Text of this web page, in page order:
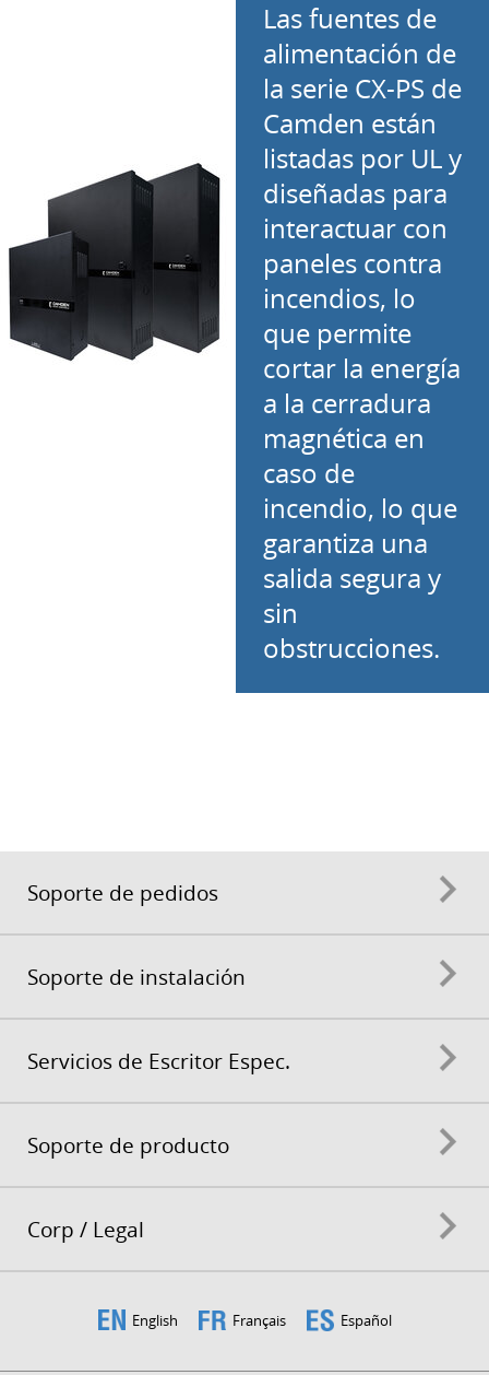
Las fuentes de
alimentación de
la serie CX-PS de
Camden están
listadas por UL y
diseñadas para
interactuar con
paneles contra
incendios, lo
que permite
cortar la energía
a la cerradura
magnética en
caso de
incendio, lo que
garantiza una
salida segura y
sin
obstrucciones.
Soporte de pedidos
Soporte de instalación
Servicios de Escritor Espec.
Soporte de producto
Corp / Legal
English Français Español